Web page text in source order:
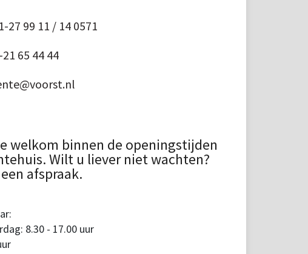
27 99 11 / 14 0571
65 44 44
welkom binnen de openingstijden
Wilt u liever niet wachten?
afspraak.
8.30 - 17.00 uur